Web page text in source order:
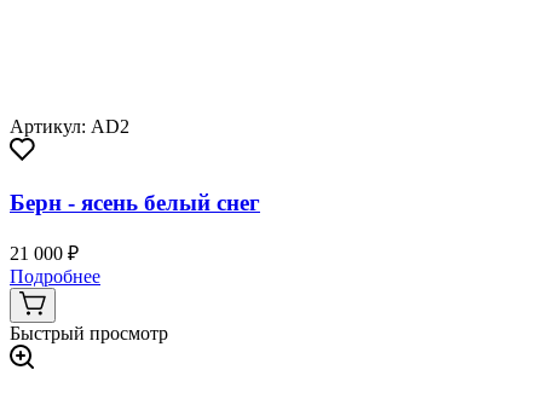
Артикул: AD2
Берн - ясень белый снег
21 000 ₽
Подробнее
Быстрый просмотр